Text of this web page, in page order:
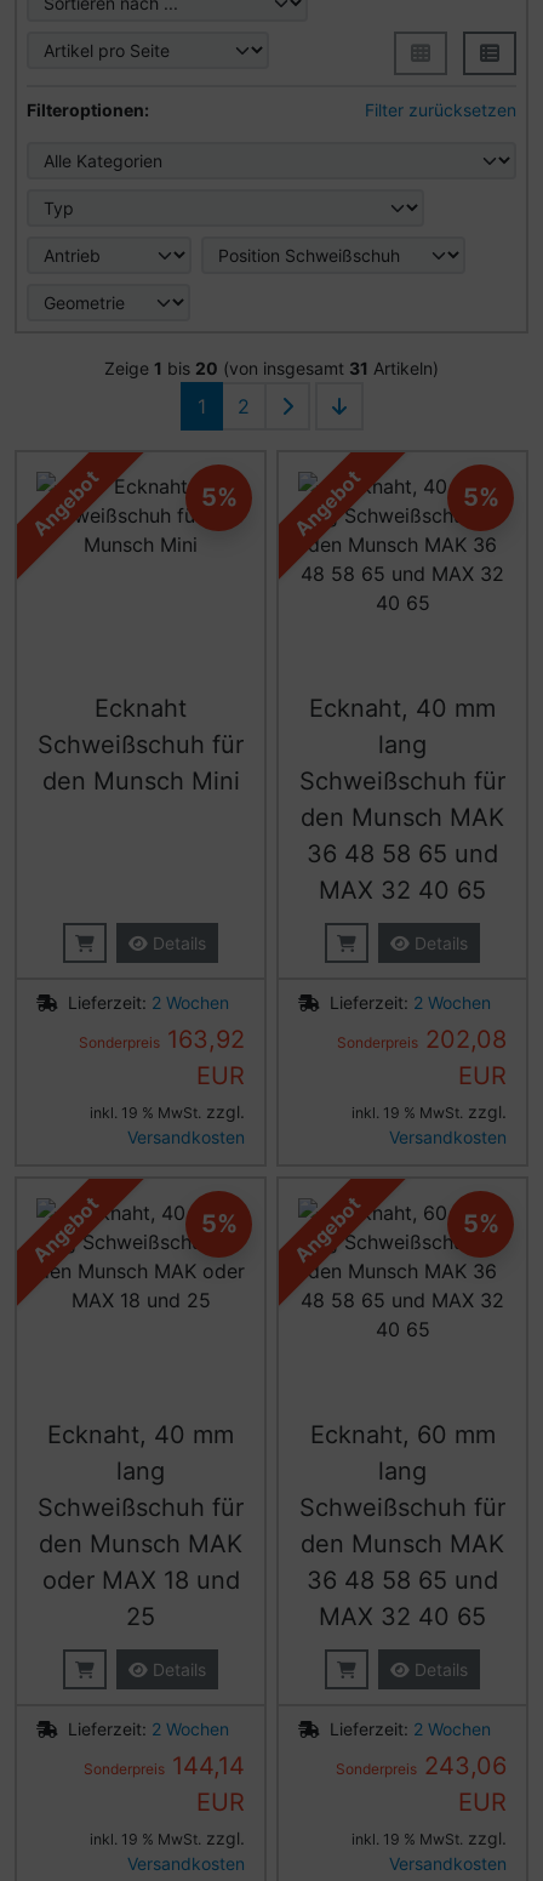
Hier können Sie die nachfolgenden Artikel nach ihren
Filteroptionen: Filter zurücksetzen
Zeige 1 bis 20 (von insgesamt 31 Artikeln)
1 2
Angebot
Ecknaht
Schweißschuh für
den Munsch Mini
Details
Lieferzeit: 2 Wochen
Sonderpreis 163,92
EUR
5%
inkl. 19 % MwSt. zzgl.
Versandkosten
Angebot
Ecknaht, 40 mm
lang
Schweißschuh für
den Munsch MAK
36 48 58 65 und
MAX 32 40 65
Details
Lieferzeit: 2 Wochen
Sonderpreis 202,08
EUR
5%
inkl. 19 % MwSt. zzgl.
Versandkosten
Angebot
Ecknaht, 40 mm
lang
Schweißschuh für
den Munsch MAK
oder MAX 18 und
25
Details
Lieferzeit: 2 Wochen
Sonderpreis 144,14
EUR
5%
inkl. 19 % MwSt. zzgl.
Versandkosten
Angebot
Ecknaht, 60 mm
lang
Schweißschuh für
den Munsch MAK
36 48 58 65 und
MAX 32 40 65
Details
Lieferzeit: 2 Wochen
Sonderpreis 243,06
EUR
5%
inkl. 19 % MwSt. zzgl.
Versandkosten